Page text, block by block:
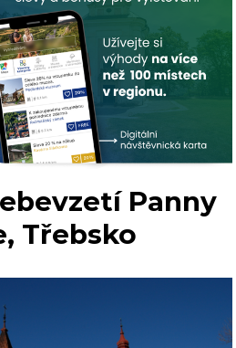
Panny
Třebsko